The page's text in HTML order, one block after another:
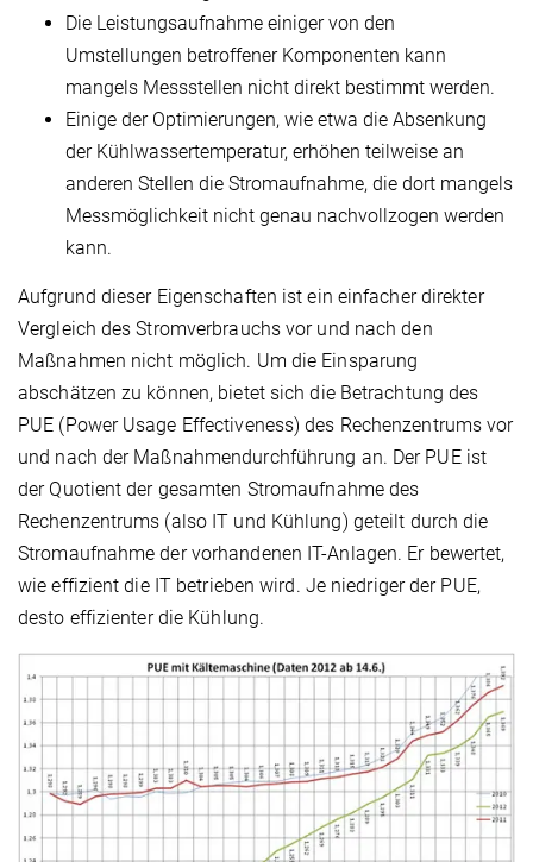
Die Leistungsaufnahme einiger von den
Umstellungen betroffener Komponenten kann
mangels Messstellen nicht direkt bestimmt werden.
Einige der Optimierungen, wie etwa die Absenkung
der Kühlwassertemperatur, erhöhen teilweise an
anderen Stellen die Stromaufnahme, die dort mangels
Messmöglichkeit nicht genau nachvollzogen werden
kann.
Aufgrund dieser Eigenschaften ist ein einfacher direkter
Vergleich des Stromverbrauchs vor und nach den
Maßnahmen nicht möglich. Um die Einsparung
abschätzen zu können, bietet sich die Betrachtung des
PUE (Power Usage Effectiveness) des Rechenzentrums vor
und nach der Maßnahmendurchführung an. Der PUE ist
der Quotient der gesamten Stromaufnahme des
Rechenzentrums (also IT und Kühlung) geteilt durch die
Stromaufnahme der vorhandenen IT-Anlagen. Er bewertet,
wie effizient die IT betrieben wird. Je niedriger der PUE,
desto effizienter die Kühlung.